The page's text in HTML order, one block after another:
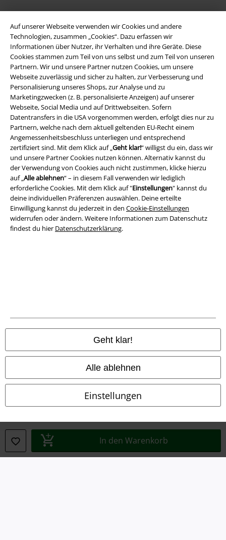
Auf unserer Webseite verwenden wir Cookies und andere
Technologien, zusammen „Cookies“. Dazu erfassen wir
Informationen über Nutzer, ihr Verhalten und ihre Geräte. Diese
Cookies stammen zum Teil von uns selbst und zum Teil von unseren
Partnern. Wir und unsere Partner nutzen Cookies, um unsere
Webseite zuverlässig und sicher zu halten, zur Verbesserung und
Personalisierung unseres Shops, zur Analyse und zu
Marketingzwecken (z. B. personalisierte Anzeigen) auf unserer
Webseite, Social Media und auf Drittwebseiten. Sofern
Datentransfers in die USA vorgenommen werden, erfolgt dies nur zu
Partnern, welche nach dem aktuell geltenden EU-Recht einem
Angemessenheitsbeschluss unterliegen und entsprechend
zertifiziert sind. Mit dem Klick auf „Geht klar!“ willigst du ein, dass wir
und unsere Partner Cookies nutzen können. Alternativ kannst du
der Verwendung von Cookies auch nicht zustimmen, klicke hierzu
auf „Alle ablehnen“ – in diesem Fall verwenden wir lediglich
erforderliche Cookies. Mit dem Klick auf "Einstellungen" kannst du
deine individuellen Präferenzen auswählen. Deine erteilte
Einwilligung kannst du jederzeit in den Cookie-Einstellungen
widerrufen oder ändern. Weitere Informationen zum Datenschutz
findest du hier Datenschutzerklärung.
Geht klar!
Alle ablehnen
Einstellungen
In den Warenkorb
EMP App
Lade dir jetzt kostenlos unsere neue EMP App runter und genieße
die vielen neuen Funktionen und Vorteile!
A Warner Music Group Company
AGB
Impressum
Datenschutz
Entsorgung und Umweltschutz
Konformitätserklärung
Information zur Barrierefreiheit